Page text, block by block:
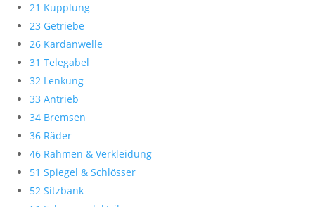
21 Kupplung
23 Getriebe
26 Kardanwelle
31 Telegabel
32 Lenkung
33 Antrieb
34 Bremsen
36 Räder
46 Rahmen & Verkleidung
51 Spiegel & Schlösser
52 Sitzbank